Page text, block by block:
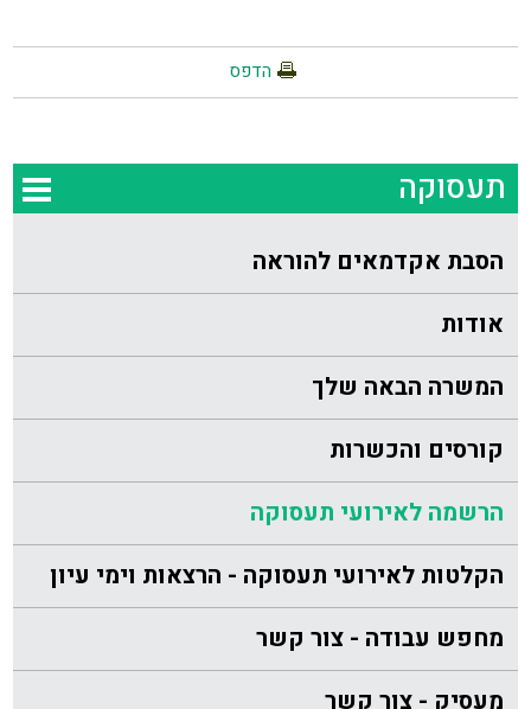
הדפס
תעסוקה
הסבת אקדמאים להוראה
אודות
המשרה הבאה שלך
קורסים והכשרות
הרשמה לאירועי תעסוקה
הקלטות לאירועי תעסוקה - הרצאות וימי עיון
מחפש עבודה - צור קשר
מעסיק - צור קשר